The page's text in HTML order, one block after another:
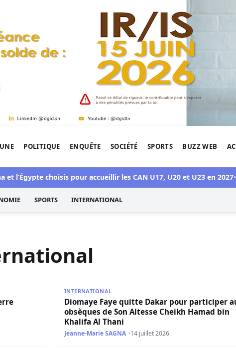
d'investigation de l'Afrique.
POLITIQUE ENQUÊTE SOCIÉTÉ SPORTS BUZZ WEB
l’Égypte choisis pour accueillir les CAN U17, U20 et U23 en 2027
SPORTS INTERNATIONAL
INTERNATIONAL
Diomaye Faye quitte Dakar pour participer
obsèques de Son Altesse Cheikh Hamad bin
Khalifa Al Thani
Jeanne-Marie SAGNA 14 juillet 2026